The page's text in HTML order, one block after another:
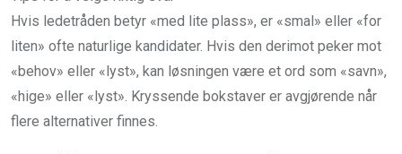
Hvis ledetråden betyr «med lite plass», er «smal» eller «for
liten» ofte naturlige kandidater. Hvis den derimot peker mot
«behov» eller «lyst», kan løsningen være et ord som «savn»,
«hige» eller «lyst». Kryssende bokstaver er avgjørende når
flere alternativer finnes.